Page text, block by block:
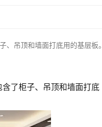
、吊顶和墙面打底用的基层板。
了柜子、吊顶和墙面打底